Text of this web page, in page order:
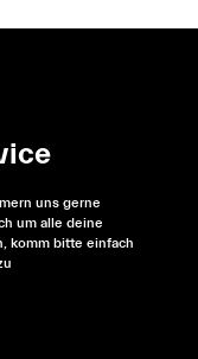
uns gerne
um alle deine
komm bitte einfach